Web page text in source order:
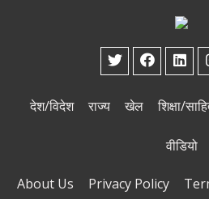
देश/विदेश राज्य खेल शिक्षा/
वीडियो
About Us Privacy Policy